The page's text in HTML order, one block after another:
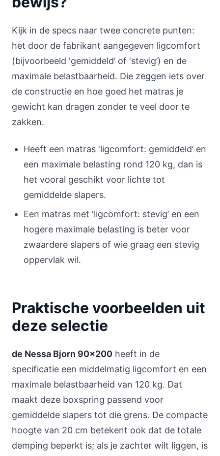
Kijk in de specs naar twee concrete punten:
het door de fabrikant aangegeven ligcomfort
(bijvoorbeeld ‘gemiddeld’ of ‘stevig’) en de
maximale belastbaarheid. Die zeggen iets over
de constructie en hoe goed het matras je
gewicht kan dragen zonder te veel door te
zakken.
Heeft een matras ‘ligcomfort: gemiddeld’ en
een maximale belasting rond 120 kg, dan is
het vooral geschikt voor lichte tot
gemiddelde slapers.
Een matras met ‘ligcomfort: stevig’ en een
hogere maximale belasting is beter voor
zwaardere slapers of wie graag een stevig
oppervlak wil.
Praktische voorbeelden uit
deze selectie
de Nessa Bjorn 90x200 heeft in de
specificatie een middelmatig ligcomfort en een
maximale belastbaarheid van 120 kg. Dat
maakt deze boxspring passend voor
gemiddelde slapers tot die grens. De compacte
hoogte van 20 cm betekent ook dat de totale
demping beperkt is; als je zachter wilt liggen, is